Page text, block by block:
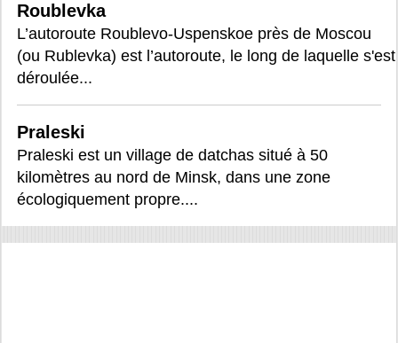
Roublevka
L’autoroute Roublevo-Uspenskoe près de Moscou
(ou Rublevka) est l’autoroute, le long de laquelle s'est
déroulée...
Praleski
Praleski est un village de datchas situé à 50
kilomètres au nord de Minsk, dans une zone
écologiquement propre....